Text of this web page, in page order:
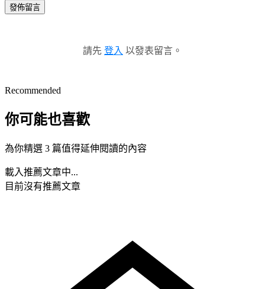
發佈留言
請先 登入 以發表留言。
Recommended
你可能也喜歡
為你精選 3 篇值得延伸閱讀的內容
載入推薦文章中...
目前沒有推薦文章